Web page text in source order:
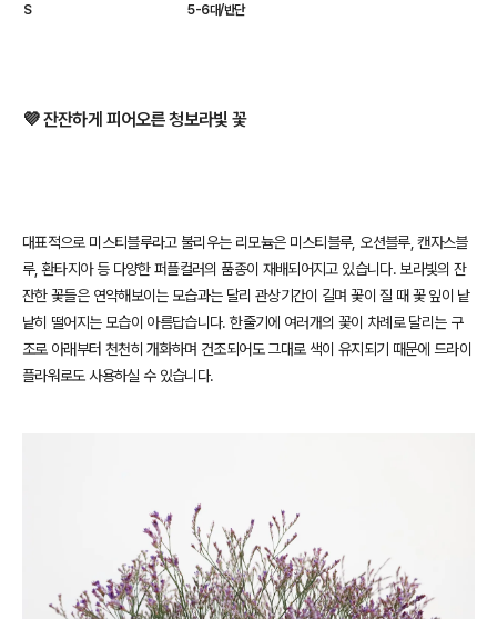
S
5-6대/반단
💜 잔잔하게 피어오른 청보라빛 꽃
대표적으로 미스티블루라고 불리우는 리모늄은 미스티블루, 오션블루, 캔자스블
루, 환타지아 등 다양한 퍼플컬러의 품종이 재배되어지고 있습니다. 보라빛의 잔
잔한 꽃들은 연약해보이는 모습과는 달리 관상기간이 길며 꽃이 질 때 꽃 잎이 낱
낱히 떨어지는 모습이 아름답습니다.한줄기에 여러개의 꽃이 차례로 달리는 구
조로 아래부터 천천히 개화하며 건조되어도 그대로 색이 유지되기 때문에 드라이
플라워로도 사용하실 수 있습니다.